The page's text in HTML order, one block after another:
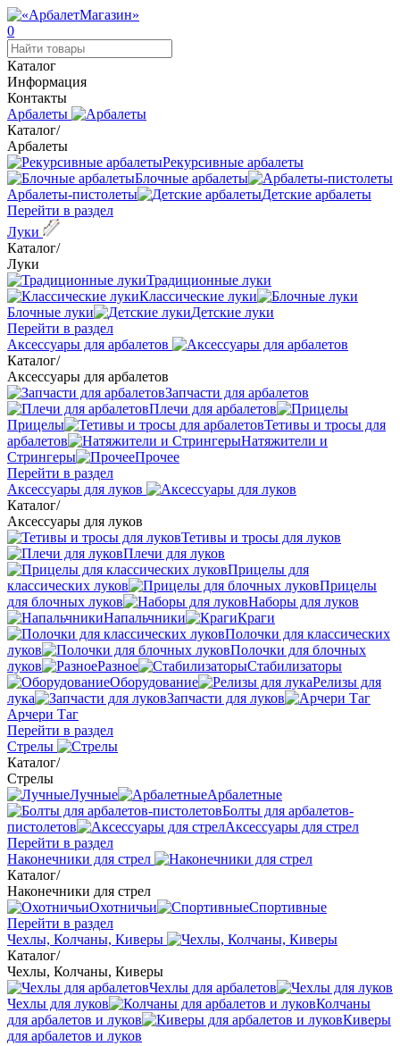
0
Каталог
Информация
Контакты
Арбалеты
Каталог/
Арбалеты
Рекурсивные арбалеты
Блочные арбалеты
Арбалеты-пистолеты
Детские арбалеты
Перейти в раздел
Луки
Каталог/
Луки
Традиционные луки
Классические луки
Блочные луки
Детские луки
Перейти в раздел
Аксессуары для арбалетов
Каталог/
Аксессуары для арбалетов
Запчасти для арбалетов
Плечи для арбалетов
Прицелы
Тетивы и тросы для
арбалетов
Натяжители и
Стрингеры
Прочее
Перейти в раздел
Аксессуары для луков
Каталог/
Аксессуары для луков
Тетивы и тросы для луков
Плечи для луков
Прицелы для
классических луков
Прицелы
для блочных луков
Наборы для луков
Напальчники
Краги
Полочки для классических
луков
Полочки для блочных
луков
Разное
Стабилизаторы
Оборудование
Релизы для
лука
Запчасти для луков
Арчери Таг
Перейти в раздел
Стрелы
Каталог/
Стрелы
Лучные
Арбалетные
Болты для арбалетов-
пистолетов
Аксессуары для стрел
Перейти в раздел
Наконечники для стрел
Каталог/
Наконечники для стрел
Охотничьи
Спортивные
Перейти в раздел
Чехлы, Колчаны, Киверы
Каталог/
Чехлы, Колчаны, Киверы
Чехлы для арбалетов
Чехлы для луков
Колчаны
для арбалетов и луков
Киверы
для арбалетов и луков